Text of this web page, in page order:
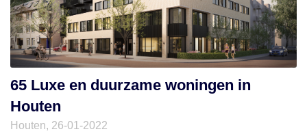
65 Luxe en duurzame woningen in
Houten
Houten, 26-01-2022